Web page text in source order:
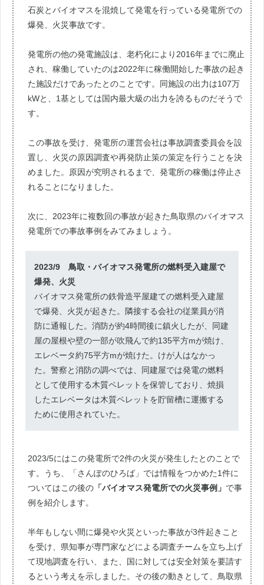
石炭とバイオマスを混焼して発電を行っている発電所での
爆発、火災事故です。
発電所の他の発電施設は、老朽化により2016年までに廃止
され、稼働していたのは2022年に稼働開始した事故の起き
た施設だけであったとのことです。同施設の出力は107万
kWと、1基としては国内最大級の出力を誇るものだそうで
す。
この事故を受け、発電所の運営会社は事故調査委員会を設
置し、火災の原因調査や再発防止策の策定を行うことを決
めました。原因が究明されるまで、発電所の稼働は停止さ
れることになりました。
次に、2023年に複数回の事故が起きた鳥取県のバイオマス
発電所での事故事例をみてみましょう。
2023/9 鳥取・バイオマス発電所の燃料受入建屋で
爆発、火災
バイオマス発電所の鉄骨造平屋建ての燃料受入建屋
で爆発、火災が起きた。隣接する会社の従業員が消
防に通報した。消防が約4時間後に鎮火したが、同建
屋の屋根や壁の一部が吹飛んで約135平方mが焼け、
エレベータ約75平方mが焼けた。けが人はなかっ
た。警察と消防の調べでは、同建屋では発電の燃料
として使用する木質ペレットを保管しており、焼損
したエレベータは木質ペレットを貯留槽に運搬する
ために使用されていた。
2023/5にはこの発電所で2件の火災が発生したとのことで
す。うち、「さんぽのひろば」では情報をつかめた1件に
ついてはこの後の 「バイオマス発電所での火災事例」 で事
例を紹介します。
半年もしない間に爆発や火災といった事故が3件起きこと
を受け、県知事が専門家などによる調査チームを立ち上げ
て現地調査を行い、また、国に対しては安全対策を要請す
るという考えを示しました。その後の動きとして、鳥取県